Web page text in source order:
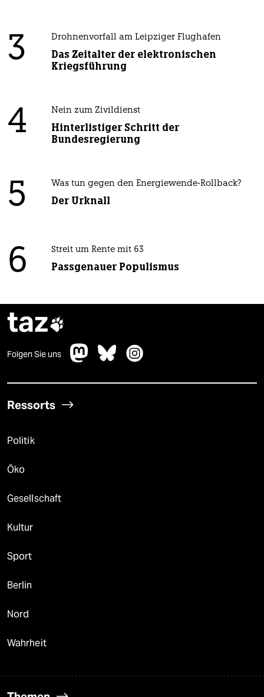
3 Drohnenvorfall am Leipziger Flughafen
Das Zeitalter der elektronischen
Kriegsführung
4 Nein zum Zivildienst
Hinterlistiger Schritt der
Bundesregierung
5 Was tun gegen den Energiewende-Rollback?
Der Urknall
6 Streit um Rente mit 63
Passgenauer Populismus
taz
Folgen Sie uns
Ressorts
Politik
Öko
Gesellschaft
Kultur
Sport
Berlin
Nord
Wahrheit